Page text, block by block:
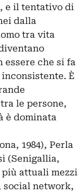
e il tentativo di
dalla
tra vita
essere che si fa
È
le persone,
è dominata
1984), Perla
(Senigallia,
più attuali mezzi
social network,